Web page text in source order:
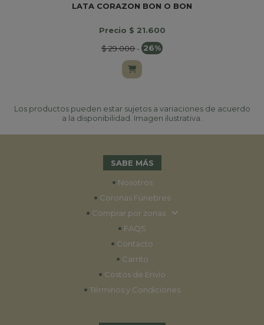
LATA CORAZON BON O BON
Precio $ 21.600
$ 29.000- 26%
Los productos pueden estar sujetos a variaciones de acuerdo
a la disponibilidad. Imagen ilustrativa.
SABE MÁS
• Nosotros
• Coronas Fúnebres
• Comprar por zonas
• FAQS
• Contacto
• Carrito
• Costos de Envío
• Términos y Condiciones